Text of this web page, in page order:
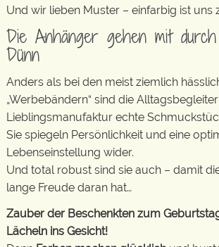
Und wir lieben Muster – einfarbig ist uns
Die Anhänger gehen mit
Dünn
Anders als bei den meist ziemlich
„Werbebändern“ sind die
Lieblingsmanufaktur echte
Sie spiegeln Persönlichkeit und eine
Lebenseinstellung wider.
Und total robust sind sie auch – damit
lange Freude daran hat…
Zauber der Beschenkten zum
Lächeln ins Gesicht!